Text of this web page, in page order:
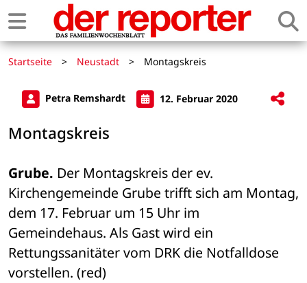
Startseite > Neustadt > Montagskreis
Petra Remshardt 12. Februar 2020
Montagskreis
Grube. Der Montagskreis der ev.
Kirchengemeinde Grube trifft sich am Montag,
dem 17. Februar um 15 Uhr im
Gemeindehaus. Als Gast wird ein
Rettungssanitäter vom DRK die Notfalldose
vorstellen. (red)